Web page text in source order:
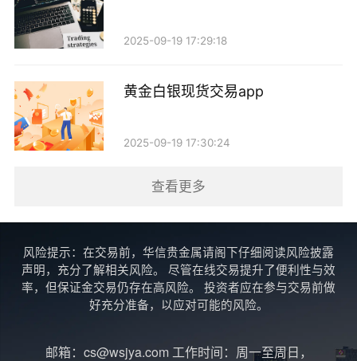
分析。在决定是否在周末进行交易之前，了解当前的市
场趋势、价格走向以及可能的支撑和阻力位是非常重要
作，避免因市场波动而导致的意外损失。
最后，投资者在选择交易平台时，应优先选择知名
供更为透明的交易环境和较为完善的客户服务，能够有
综上所述，黄金现货在周末通常是不能进行交易
的，尽管有少数平台提供这一服务，但风险较高，投资
者需谨慎选择。对于大多数投资者而言，最佳的交易时
2025-09-19 17:29:18
黄金白银现货交易app
2025-09-19 17:30:24
查看更多
风险提示：在交易前，华信贵金属请阁下仔细阅读风险披露
声明，充分了解相关风险。 尽管在线交易提升了便利性与效
率，但保证金交易仍存在高风险。 投资者应在参与交易前做
好充分准备，以应对可能的风险。
邮箱：cs@wsjya.com 工作时间：周一至周日，